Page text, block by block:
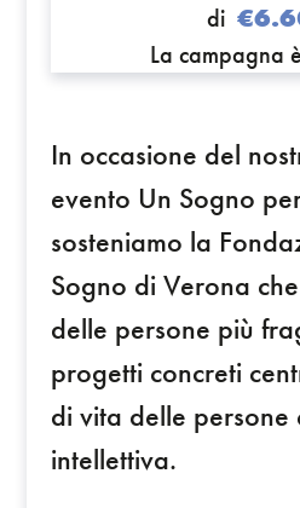
di
La campagna
In occasione del
evento Un Sogno
sosteniamo la
Sogno di Verona
delle persone più
progetti concreti
di vita delle persone
intellettiva.